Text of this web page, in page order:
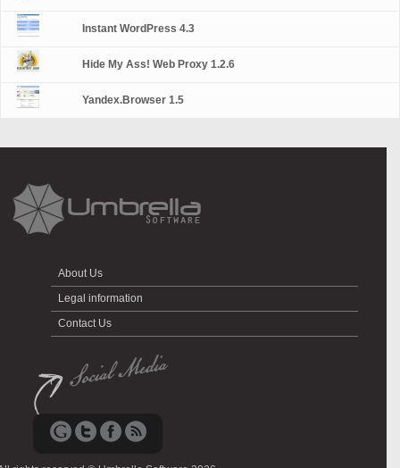
Instant WordPress 4.3
Hide My Ass! Web Proxy 1.2.6
Yandex.Browser 1.5
About Us
Legal information
Contact Us